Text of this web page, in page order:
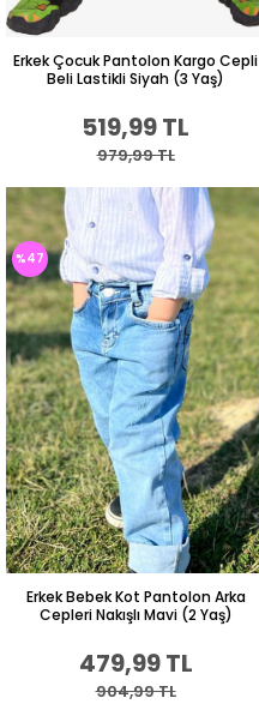
Erkek Çocuk Pantolon Kargo Cepli
Beli Lastikli Siyah (3 Yaş)
519,99 TL
979,99 TL
Erkek Bebek Kot Pantolon Arka
Cepleri Nakışlı Mavi (2 Yaş)
479,99 TL
904,99 TL
%47